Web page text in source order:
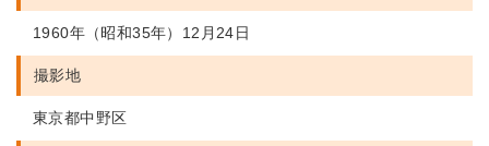
1960年（昭和35年）12月24日
撮影地
東京都中野区